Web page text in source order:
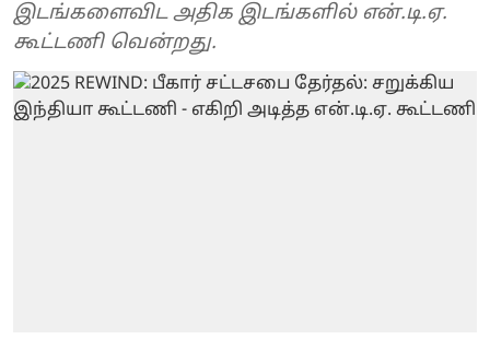
இடங்களைவிட அதிக இடங்களில் என்.டி.ஏ.
கூட்டணி வென்றது.